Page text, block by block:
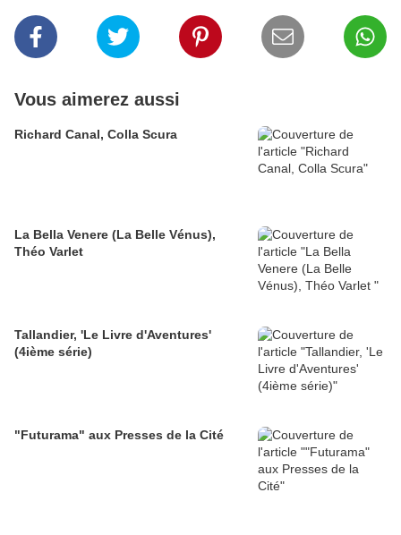
Vous aimerez aussi
Richard Canal, Colla Scura
La Bella Venere (La Belle Vénus),
Théo Varlet
Tallandier, 'Le Livre d'Aventures'
(4ième série)
"Futurama" aux Presses de la Cité